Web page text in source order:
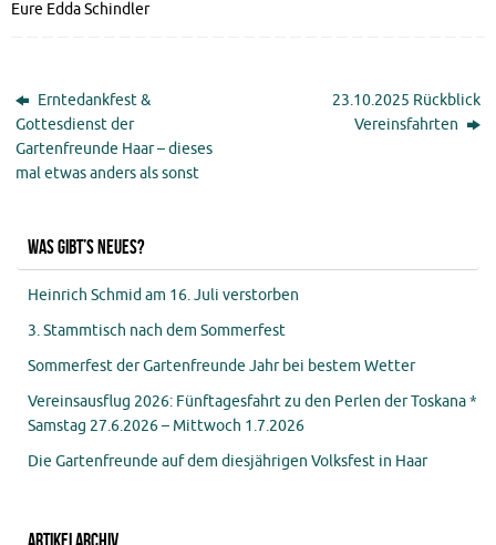
Eure Edda Schindler
Erntedankfest &
Gottesdienst der
Gartenfreunde Haar – dieses
mal etwas anders als sonst
23.10.2025 Rückblick
Vereinsfahrten
Was gibt’s Neues?
Heinrich Schmid am 16. Juli verstorben
3. Stammtisch nach dem Sommerfest
Sommerfest der Gartenfreunde Jahr bei bestem Wetter
Vereinsausflug 2026: Fünftagesfahrt zu den Perlen der Toskana *
Samstag 27.6.2026 – Mittwoch 1.7.2026
Die Gartenfreunde auf dem diesjährigen Volksfest in Haar